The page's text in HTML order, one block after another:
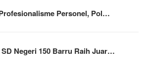
Personel, Pol…
Negeri 150 Barru Raih Juar…